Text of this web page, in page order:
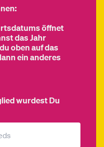
öffnet
das Jahr
oben auf das
ein anderes
wurdest Du